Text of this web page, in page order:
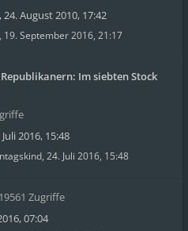
,24. August 2010, 17:42
, 19. September 2016, 21:17
Im siebten Stock
2016, 15:48
, 24. Juli 2016, 15:48
Zugriffe
07:04